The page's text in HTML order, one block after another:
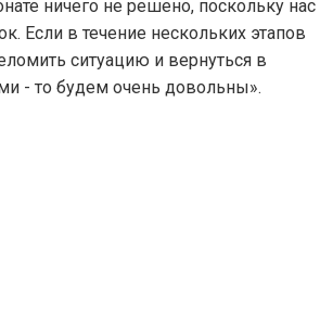
ничего не решено, поскольку нас
Если в течение нескольких этапов
ситуацию и вернуться в
- то будем очень довольны».